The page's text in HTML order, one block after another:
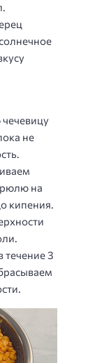
не
на
кипения.
3